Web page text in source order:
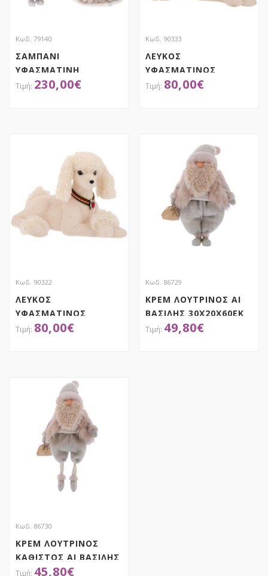
Κωδ. 79140
ΣΑΜΠΑΝΙ
ΥΦΑΣΜΑΤΙΝΗ
ΟΙΚΟΓΕΝΕΙΑ ΚΑΛΑΝΤΑ
230,00€
Κωδ. 90333
ΛΕΥΚΟΣ
ΥΦΑΣΜΑΤΙΝΟΣ
ΚΑΘΙΣΤΟΣ ΣΚΥΛΟΣ ΜΕ
80,00€
Κωδ. 90322
ΛΕΥΚΟΣ
ΥΦΑΣΜΑΤΙΝΟΣ
ΞΑΠΛΩΤΟΣ ΣΚΥΛΟΣ
80,00€
Κωδ. 86729
ΚΡΕΜ ΛΟΥΤΡΙΝΟΣ ΑΙ
ΒΑΣΙΛΗΣ 30Χ20Χ60ΕΚ
49,80€
Κωδ. 86730
ΚΡΕΜ ΛΟΥΤΡΙΝΟΣ
ΚΑΘΙΣΤΟΣ ΑΙ ΒΑΣΙΛΗΣ
30Χ20Χ72ΕΚ
45,80€